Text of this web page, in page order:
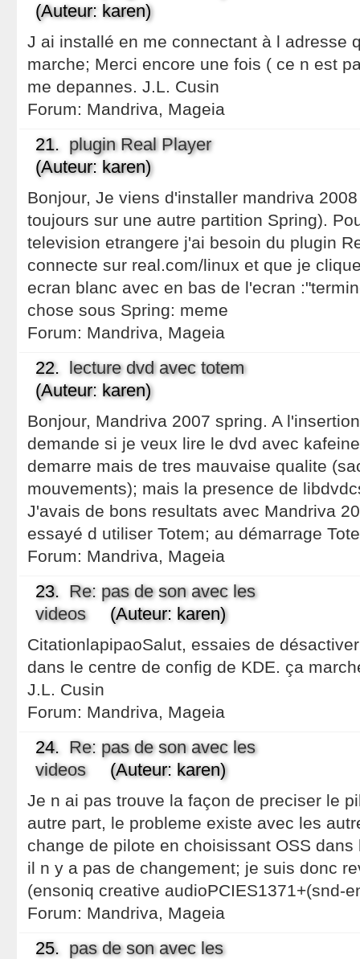
(Auteur: karen)
J ai installé en me connectant à l adresse
marche; Merci encore une fois ( ce n est
me depannes. J.L. Cusin
Forum: Mandriva, Mageia
21. plugin Real Player
(Auteur: karen)
Bonjour, Je viens d'installer mandriva
toujours sur une autre partition Spring).
television etrangere j'ai besoin du plugin
connecte sur real.com/linux et que je
ecran blanc avec en bas de l'ecran
chose sous Spring: meme
Forum: Mandriva, Mageia
22. lecture dvd avec totem
(Auteur: karen)
Bonjour, Mandriva 2007 spring. A
demande si je veux lire le dvd avec
demarre mais de tres mauvaise qualite
mouvements); mais la presence de
J'avais de bons resultats avec Mandriva
essayé d utiliser Totem; au démarrage
Forum: Mandriva, Mageia
23. Re: pas de son avec les
videos(Auteur: karen)
CitationlapipaoSalut, essaies de
dans le centre de config de KDE. ça
J.L. Cusin
Forum: Mandriva, Mageia
24. Re: pas de son avec les
videos(Auteur: karen)
Je n ai pas trouve la façon de preciser le
autre part, le probleme existe avec les
change de pilote en choisissant OSS
il n y a pas de changement; je suis donc
(ensoniq creative audioPCIES1371+(snd-
Forum: Mandriva, Mageia
25. pas de son avec les